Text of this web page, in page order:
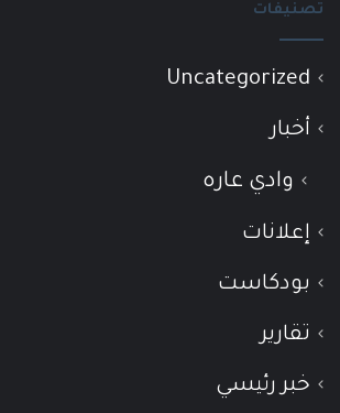
تصنيفات
Uncategorized
أخبار
وادي عاره
إعلانات
بودكاست
تقارير
خبر رئيسي